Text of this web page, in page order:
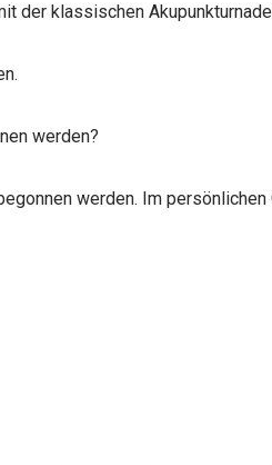
der klassischen
werden?
werden. Im